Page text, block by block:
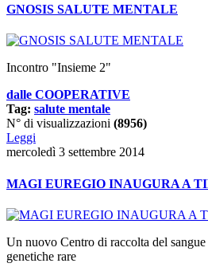
GNOSIS SALUTE MENTALE
Incontro "Insieme 2"
dalle COOPERATIVE
Tag: salute mentale
N° di visualizzazioni (8956)
Leggi
mercoledì 3 settembre 2014
MAGI EUREGIO INAUGURA A
Un nuovo Centro di raccolta del
genetiche rare